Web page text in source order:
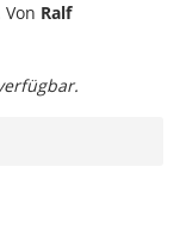
Ralf